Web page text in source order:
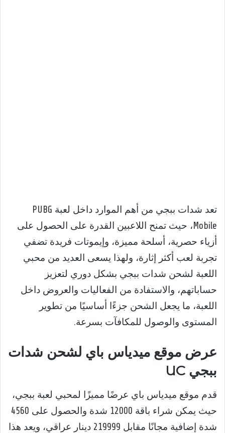
تعد شدات ببجي من أهم الموارد داخل لعبة PUBG
Mobile، حيث تمنح اللاعبين القدرة على الحصول على
أزياء حصرية، أسلحة مميزة، وإيموتات فريدة تضفي
تجربة لعب أكثر إثارة، ولهذا يسعى العديد من محبي
اللعبة لشحن شدات ببجي بشكل دوري لتعزيز
حساباتهم، والاستفادة من الفعاليات والعروض داخل
اللعبة، ما يجعل الشحن جزءًا أساسيًا من تطوير
المستوى والوصول للمكافآت بسرعة.
عرض موقع ميدياس باي لشحن شدات
ببجي UC
قدم موقع ميدياس باي عرضًا مميزًا لمحبي لعبة ببجي،
حيث يمكن شراء باقة 12000 شدة والحصول على 4560
شدة إضافية مجانًا مقابل 219999 دينار عراقي، ويعد هذا